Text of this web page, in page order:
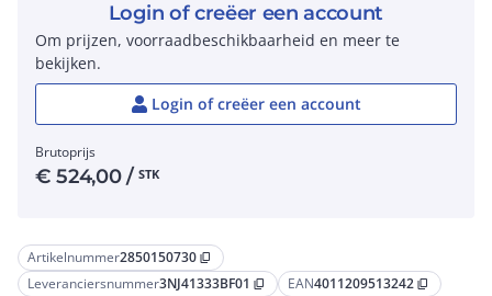
Artikelnummer2850150730 content_copy
Leveranciersnummer3NJ41333BF01 content_copy EAN4011209513242 content_copy
Login of creëer een account
Om prijzen, voorraadbeschikbaarheid en meer te
bekijken.
Login of creëer een account
Brutoprijs
€524,00/ STK